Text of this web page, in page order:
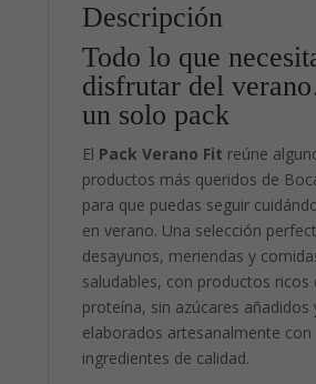
Descripción
Todo lo que
disfrutar del
un solo pack
El Pack Verano Fit reúne
productos más queridos de
para que puedas seguir
en verano. Una selección
desayunos, meriendas y
saludables, con productos ricos
proteína, sin azúcares añadidos
elaborados artesanalmente con
ingredientes de calidad.